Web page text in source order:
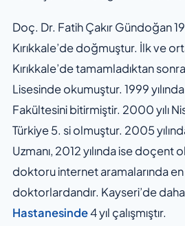
Doç. Dr. Fatih Çakır Gündoğan
Kırıkkale’de doğmuştur. İlk ve
Kırıkkale’de tamamladıktan
Lisesinde okumuştur. 1999
Fakültesini bitirmiştir. 2000 yılı
Türkiye 5. si olmuştur. 2005
Uzmanı, 2012 yılında ise doçent
doktoru internet aramalarında
doktorlardandır. Kayseri’de
Hastanesinde4 yıl çalışmıştır.